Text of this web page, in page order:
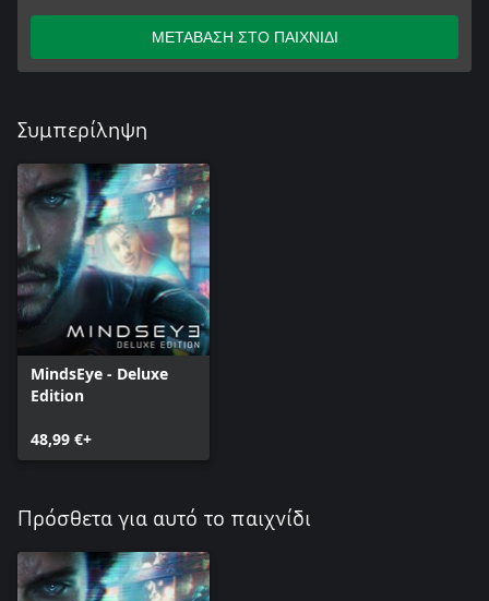
ΜΕΤΑΒΑΣΗ ΣΤΟ ΠΑΙΧΝΙΔΙ
Συμπερίληψη
MindsEye - Deluxe
Edition
48,99 €+
Πρόσθετα για αυτό το παιχνίδι